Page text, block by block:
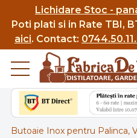
Lichidare Stoc -
Poti plati si in Rate TBI,
aici. Contact:
Butoaie Inox pentru Palinca,